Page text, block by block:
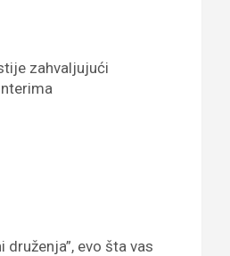
zahvaljujući
druženja”, evo šta vas